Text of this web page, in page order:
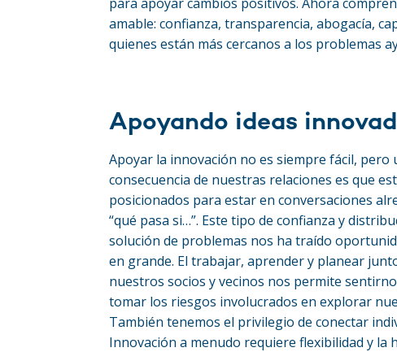
amable: confianza, transparencia, abogacía,
quienes están más cercanos a los problemas
Apoyando ideas
Apoyar la innovación no es siempre fácil, pero
consecuencia de nuestras relaciones es que
posicionados para estar en conversaciones
“qué pasa si…”. Este tipo de confianza y
solución de problemas nos ha traído
en grande. El trabajar, aprender y planear
nuestros socios y vecinos nos permite
tomar los riesgos involucrados en explorar
También tenemos el privilegio de conectar
Innovación a menudo requiere flexibilidad y la